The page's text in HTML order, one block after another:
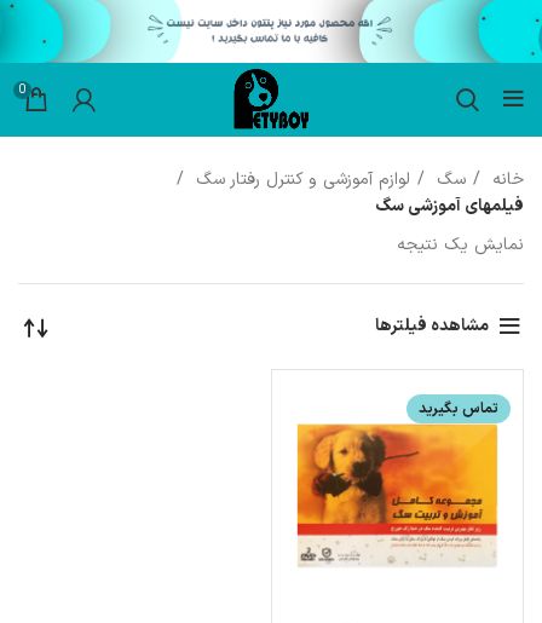
0
خانه سگ
لوازم آموزشی و کنترل رفتار سگ
فیلمهای آموزشی سگ
نمایش یک نتیجه
مشاهده فیلترها
تماس بگیرید